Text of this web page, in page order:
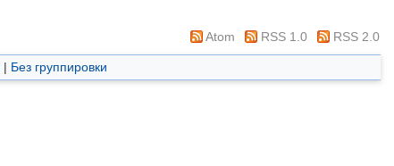
Atom RSS 1.0 RSS 2.0
| Без группировки